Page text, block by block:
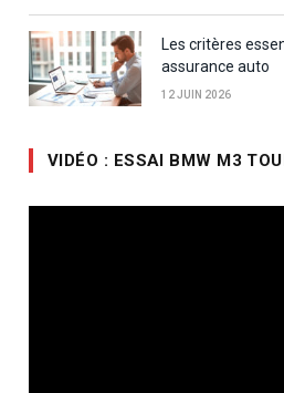
Les critères
assurance auto
12 JUIN 2026
VIDÉO : ESSAI BMW M3